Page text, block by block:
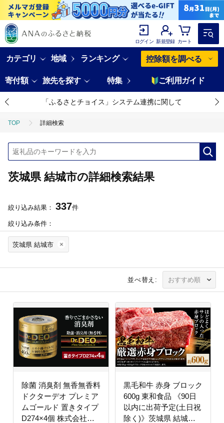
ログイン 新規登録 カート
カテゴリ 地域 ランキング 控除額を調べる
寄付額 旅先を探す 特集 ご利用ガイド
「ふるさとチョイス」システム連携に関して
TOP 詳細検索
茨城県 結城市の詳細検索結果
絞り込み結果： 337件
絞り込み条件：
茨城県 結城市
並べ替え:
除菌 消臭剤 無香無香料
ドクターデオ プレミア
ムゴールド 置きタイプ
D274×4個 株式会社カ
黒毛和牛 赤身 ブロック
600g 東和食品 《90日
以内に出荷予定(土日祝
除く)》茨城県 結城市